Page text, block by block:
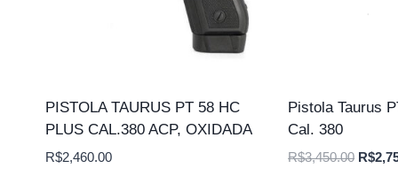
PISTOLA TAURUS PT 58 HC
PLUS CAL.380 ACP, OXIDADA
R$2,460.00
Pistola Taurus
Cal. 380
R$3,450.00 O
R$